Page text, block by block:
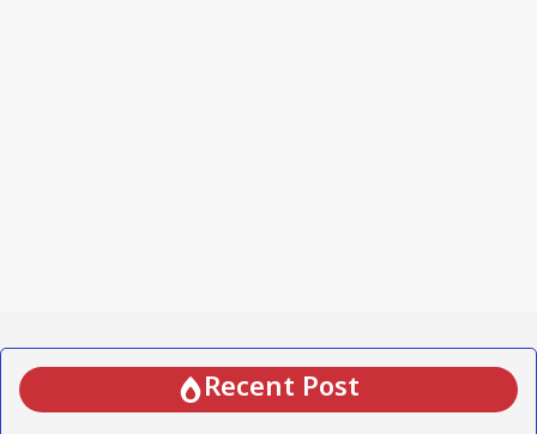
Recent Post